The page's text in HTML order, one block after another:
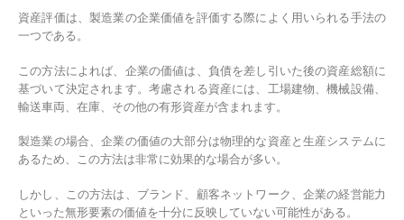
資産評価は、製造業の企業価値を評価する際によく用いられる手法の
一つである。
この方法によれば、企業の価値は、負債を差し引いた後の資産総額に
基づいて決定されます。考慮される資産には、工場建物、機械設備、
輸送車両、在庫、その他の有形資産が含まれます。
製造業の場合、企業の価値の大部分は物理的な資産と生産システムに
あるため、この方法は非常に効果的な場合が多い。
しかし、この方法は、ブランド、顧客ネットワーク、企業の経営能力
といった無形要素の価値を十分に反映していない可能性がある。